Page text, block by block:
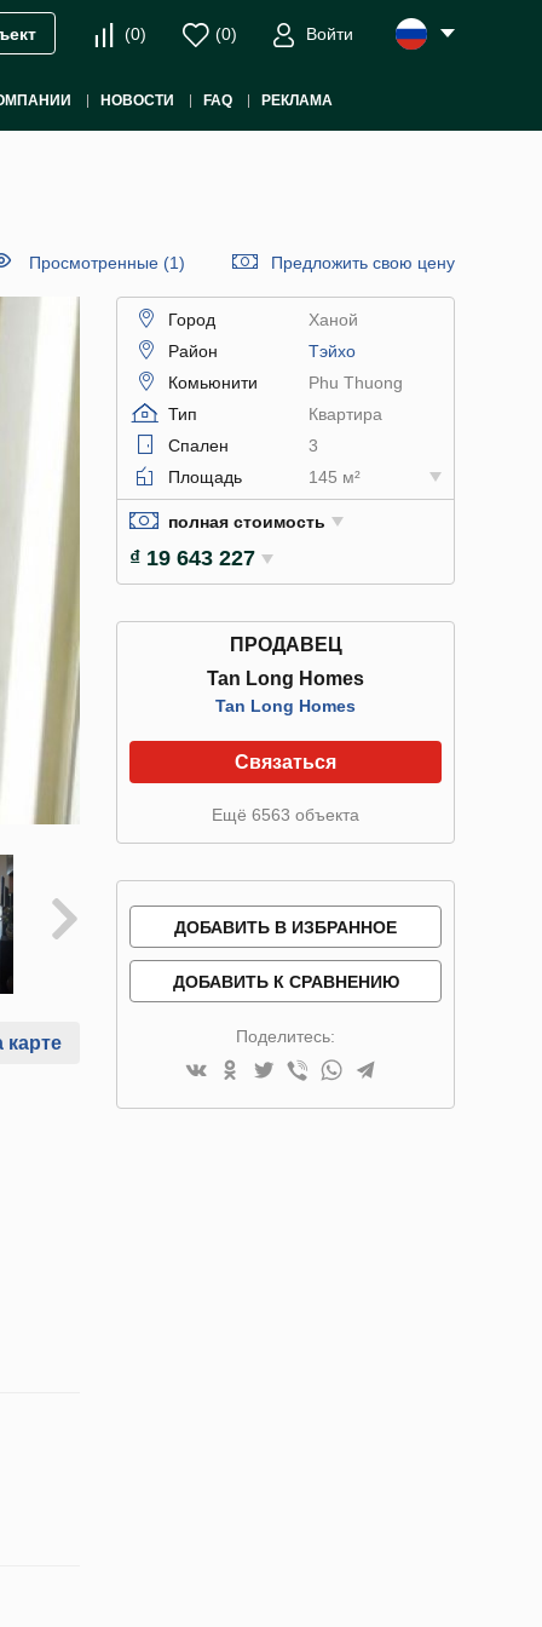
(0) (0) Войти
НОВОСТИ FAQ РЕКЛАМА
Просмотренные (1) Предложить свою цену
карте
Город
Ханой
Район
Тэйхо
Комьюнити
Phu Thuong
Тип
Квартира
Спален
3
Площадь
145 м²
полная стоимость
₫ 19 643 227
ПРОДАВЕЦ
Tan Long Homes
Tan Long Homes
Связаться
Ещё 6563 объекта
ДОБАВИТЬ В ИЗБРАННОЕ
ДОБАВИТЬ К СРАВНЕНИЮ
Поделитесь: